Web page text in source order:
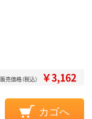
販売価格（税込） ￥3,162
カゴへ